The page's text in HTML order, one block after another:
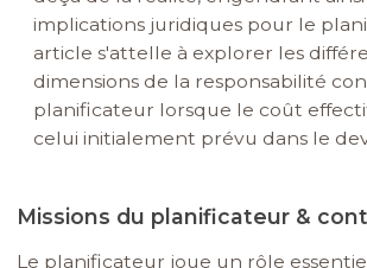
implications juridiques pour le
article s'attelle à explorer les
dimensions de la responsabilité
planificateur lorsque le coût
celui initialement prévu dans le
Missions du planificateur &
Le planificateur joue un rôle